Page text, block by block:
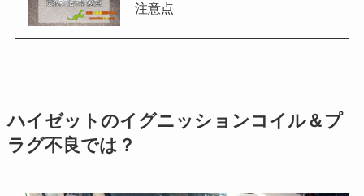
注意点
ハイゼットのイグニッションコイル＆プ
ラグ不良では？